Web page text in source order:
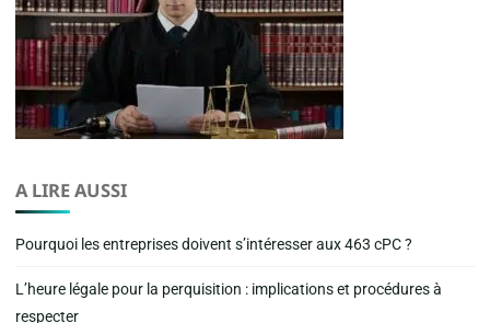
A LIRE AUSSI
Pourquoi les entreprises doivent s’intéresser aux 463 cPC ?
L’heure légale pour la perquisition : implications et procédures à
respecter